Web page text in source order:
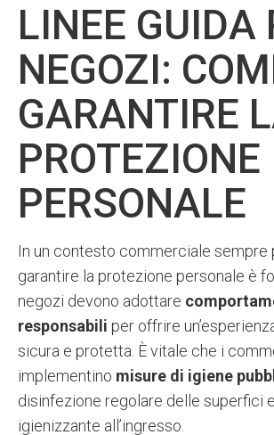
LINEE GUIDA
NEGOZI:
GARANTIRE
PROTEZIONE
PERSONALE
In un contesto commerciale sempre
garantire la protezione personale è
negozi devono adottare
responsabili per offrire
sicura e protetta. È vitale che i
implementino misure di igiene
disinfezione regolare delle superfici
igienizzante all’ingresso.